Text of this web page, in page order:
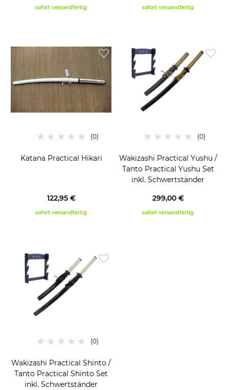
sofort versandfertig sofort versandfertig
Katana Practical Hikari
122,95 €
sofort versandfertig
Wakizashi Practical Yushu /
Tanto Practical Yushu Set
inkl. Schwertständer
299,00 €
sofort versandfertig
Wakizashi Practical Shinto /
Tanto Practical Shinto Set
inkl. Schwertständer